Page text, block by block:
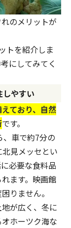
のメリットが
トを紹介しま
にしてみてく
やすい
ており、自然
です。
、車で約7分の
見メッセとい
必要な食料品
ます。映画館
りません。
が広く、冬に
ホーツク海な